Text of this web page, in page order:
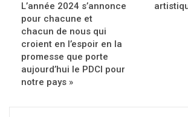
L’année 2024 s’annonce
pour chacune et
chacun de nous qui
croient en l’espoir en la
promesse que porte
aujourd’hui le PDCI pour
notre pays »